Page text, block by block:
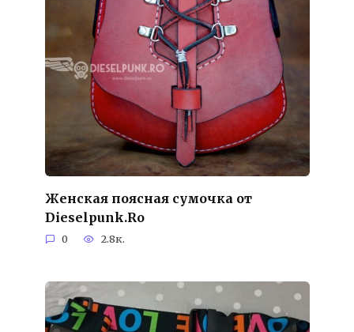
Женская поясная сумочка от
Dieselpunk.Ro
0 2.8к.